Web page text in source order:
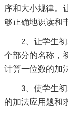
序和大小规律。
够正确地识读和
2、让学生初
个部分的名称，
计算一位数的加
3、使学生初
的加法应用题和